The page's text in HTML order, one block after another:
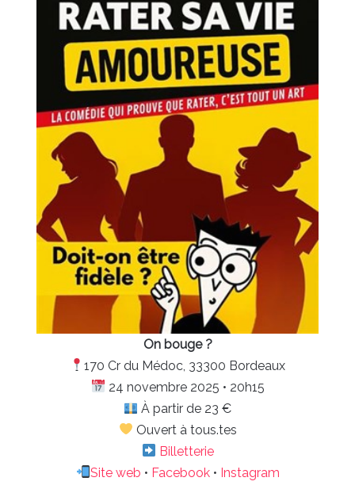
On bouge ?
170 Cr du Médoc, 33300 Bordeaux
24 novembre 2025 • 20h15
À partir de 23 €
Ouvert à tous.tes
Billetterie
Site web • Facebook• Instagram